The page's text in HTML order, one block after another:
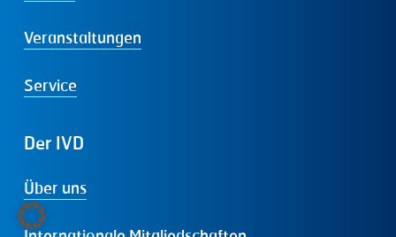
Veranstaltungen
Service
Der IVD
Über uns